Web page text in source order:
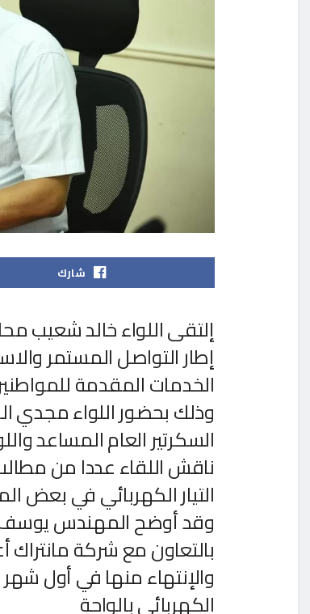
شارك
إلتقى اللواء خالد شعيب
إطار التواصل المستمر
الخدمات المقدمة
وذلك بحضور اللواء مجدي
السكرتير العام المساعد
ناقش اللقاء عددا من
التيار الكهربائي في بعض
وقد أوضح المهندس يوسف
بالتعاون مع شركة
والإنتهاء منها في أول
الكهربائي بالواحة